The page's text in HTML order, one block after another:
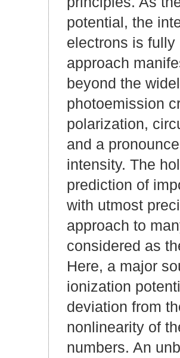
potential, the
electrons is
approach
beyond the
photoemission
polarization,
and a
intensity. The
prediction of
with utmost
approach to
considered as
Here, a major
ionization
deviation from
nonlinearity of
numbers. An